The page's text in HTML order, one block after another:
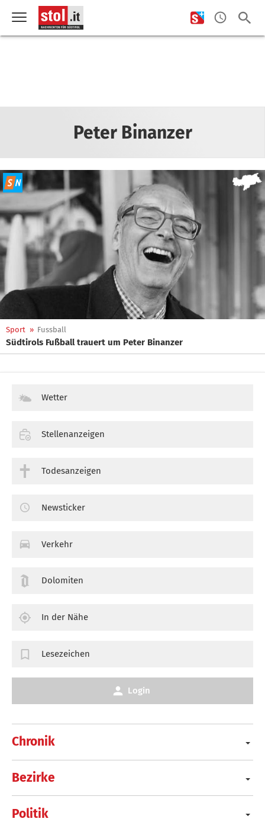
Peter Binanzer
Sport » Fussball
Südtirols Fußball trauert um Peter Binanzer
Chronik
Bezirke
Politik
Wetter
Stellenanzeigen
Todesanzeigen
Newsticker
Verkehr
Dolomiten
In der Nähe
Lesezeichen
Login